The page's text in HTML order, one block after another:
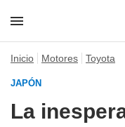
Inicio Motores Toyota
JAPÓN
La